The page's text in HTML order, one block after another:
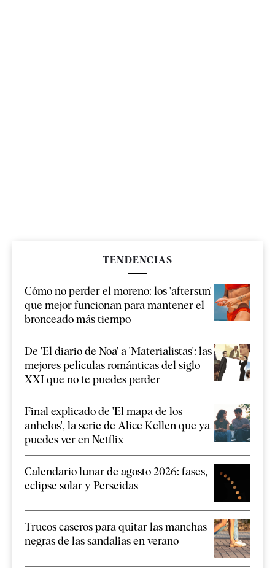
TENDENCIAS
Cómo no perder el moreno: los 'aftersun'
que mejor funcionan para mantener el
bronceado más tiempo
De 'El diario de Noa' a 'Materialistas': las
mejores películas románticas del siglo
XXI que no te puedes perder
Final explicado de 'El mapa de los
anhelos', la serie de Alice Kellen que ya
puedes ver en Netflix
Calendario lunar de agosto 2026: fases,
eclipse solar y Perseidas
Trucos caseros para quitar las manchas
negras de las sandalias en verano